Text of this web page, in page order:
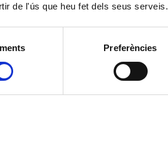
de l'ús que heu fet dels seus serveis.
Preferències